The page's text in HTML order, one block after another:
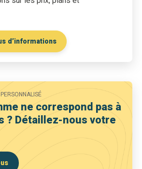
d’informations
ne correspond pas à
? Détaillez-nous votre